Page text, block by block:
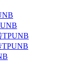
TPUNB
TPUNB